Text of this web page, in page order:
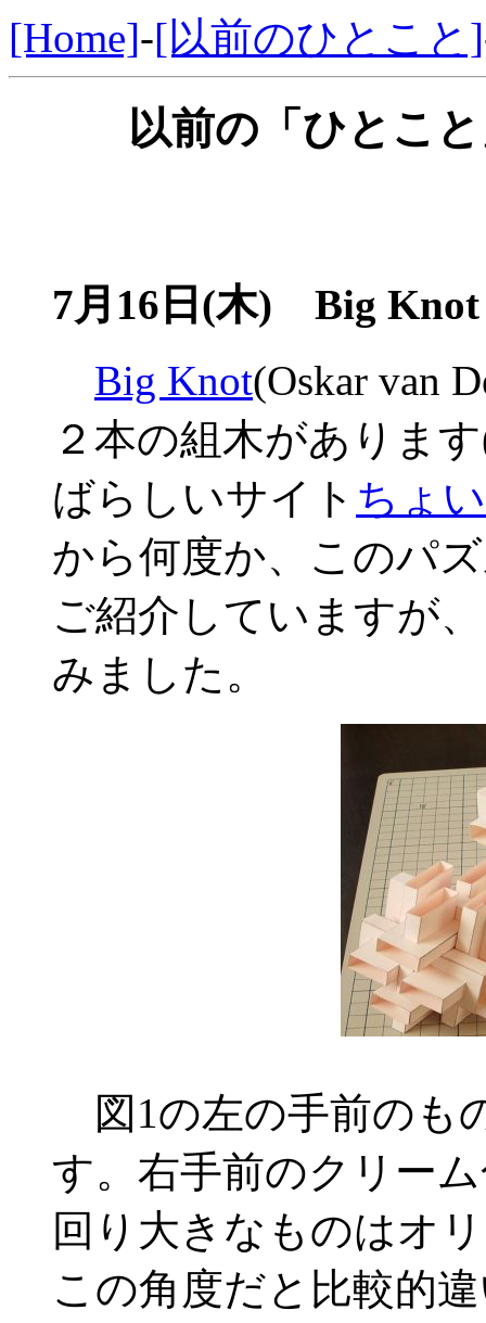
[Home]-[以前のひとこと]
以前の「ひとこ
7月16日(木) Big Knot
Big Knot(Oskar van
２本の組木がありま
ばらしいサイト ちょ
から何度か、このパ
ご紹介していますが
みました。
図1の左の手前のも
す。右手前のクリー
回り大きなものはオ
この角度だと比較的